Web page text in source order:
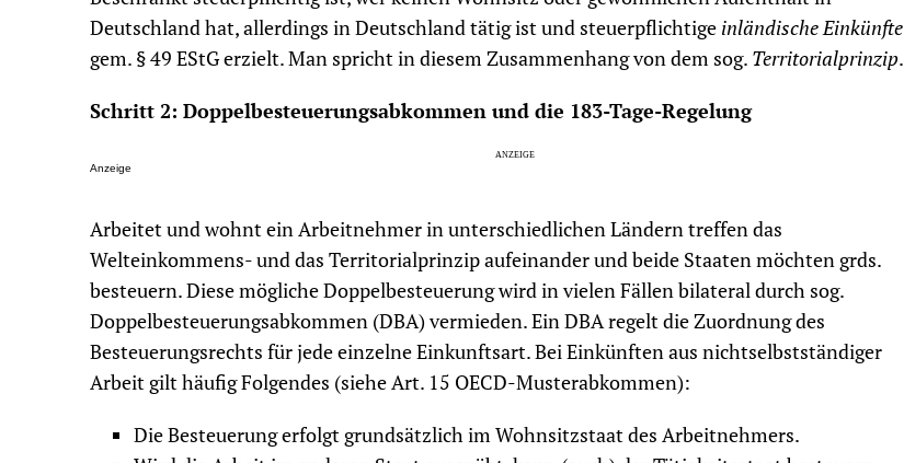
Deutschland hat, allerdings in Deutschland tätig ist und steuerpflichtige inländische Einkünfte
gem. § 49 EStG erzielt. Man spricht in diesem Zusammenhang von dem sog. Territorialprinzip.
Schritt 2: Doppelbesteuerungsabkommen und die 183-Tage-Regelung
Anzeige
Arbeitet und wohnt ein Arbeitnehmer in unterschiedlichen Ländern treffen das
Welteinkommens- und das Territorialprinzip aufeinander und beide Staaten möchten grds.
besteuern. Diese mögliche Doppelbesteuerung wird in vielen Fällen bilateral durch sog.
Doppelbesteuerungsabkommen (DBA) vermieden. Ein DBA regelt die Zuordnung des
Besteuerungsrechts für jede einzelne Einkunftsart. Bei Einkünften aus nichtselbstständiger
Arbeit gilt häufig Folgendes (siehe Art. 15 OECD-Musterabkommen):
Die Besteuerung erfolgt grundsätzlich im Wohnsitzstaat des Arbeitnehmers.